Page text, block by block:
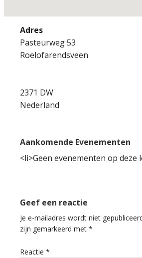
Adres
Pasteurweg 53
Roelofarendsveen
2371 DW
Nederland
Aankomende Evenementen
<li>Geen evenementen op deze
Geef een reactie
Je e-mailadres wordt niet
zijn gemarkeerd met *
Reactie *